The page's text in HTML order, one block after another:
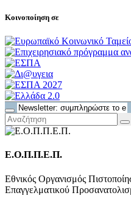
Κοινοποίηση σε
Ε.Ο.Π.Π.Ε.Π.
Εθνικός Οργανισμός
Επαγγελματικού